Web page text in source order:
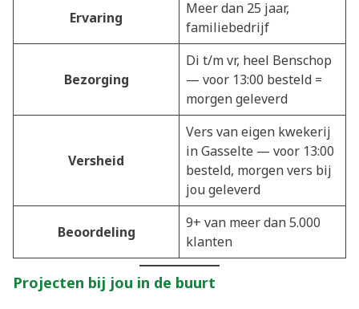
Ervaring
Meer dan 25 jaar,
familiebedrijf
Bezorging
Di t/m vr, heel Benschop
— voor 13:00 besteld =
morgen geleverd
Versheid
Vers van eigen kwekerij
in Gasselte — voor 13:00
besteld, morgen vers bij
jou geleverd
Beoordeling
9+ van meer dan 5.000
klanten
Projecten bij jou in de buurt